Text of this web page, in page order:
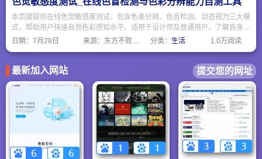
本页面提供在线色觉敏感度测试，包含色差分辨、色盲检测、动态视力三大模
式，帮助用户快速自测色彩感知水平。适用于设计师及普通用户，了解自身色
觉状态，包含石原氏色盲检测图，保护视觉健康，测试结果仅供参考。
日期： 7月28日 来源：东方不败网址大全 分类： 生活 1.0万阅读
最新加入网站 提交您的网址